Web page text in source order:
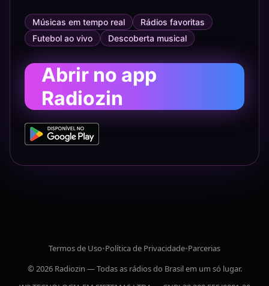
Músicas em tempo real
Rádios favoritas
Futebol ao vivo
Descoberta musical
Abrir no app
Radiozin
Termos de Uso•Política de Privacidade•Parcerias
© 2026 Radiozin — Todas as rádios do Brasil em um só lugar.